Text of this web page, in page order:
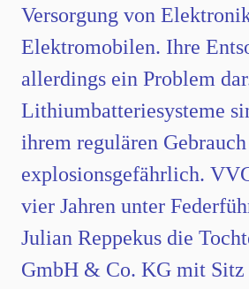
Versorgung von
Elektromobilen. Ihre
allerdings ein Problem
Lithiumbatteriesysteme
ihrem regulären
explosionsgefährlich.
vier Jahren unter
Julian Reppekus die
GmbH & Co. KG mit Sitz